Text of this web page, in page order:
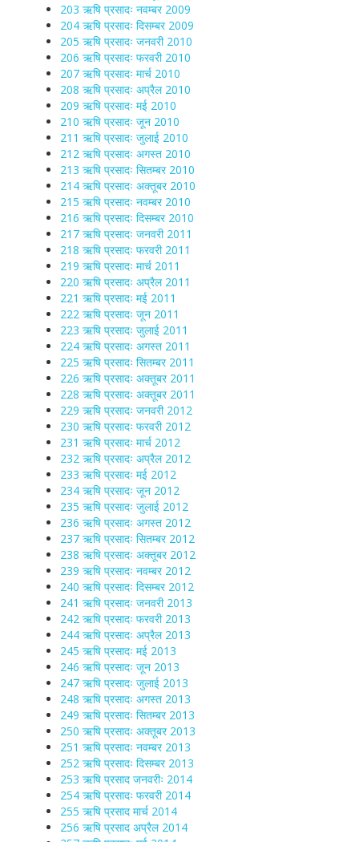
203 ऋषि प्रसादः नवम्बर 2009
204 ऋषि प्रसादः दिसम्बर 2009
205 ऋषि प्रसादः जनवरी 2010
206 ऋषि प्रसादः फरवरी 2010
207 ऋषि प्रसादः मार्च 2010
208 ऋषि प्रसादः अप्रैल 2010
209 ऋषि प्रसादः मई 2010
210 ऋषि प्रसादः जून 2010
211 ऋषि प्रसादः जुलाई 2010
212 ऋषि प्रसादः अगस्त 2010
213 ऋषि प्रसादः सितम्बर 2010
214 ऋषि प्रसादः अक्तूबर 2010
215 ऋषि प्रसादः नवम्बर 2010
216 ऋषि प्रसादः दिसम्बर 2010
217 ऋषि प्रसादः जनवरी 2011
218 ऋषि प्रसादः फरवरी 2011
219 ऋषि प्रसादः मार्च 2011
220 ऋषि प्रसादः अप्रैल 2011
221 ऋषि प्रसादः मई 2011
222 ऋषि प्रसादः जून 2011
223 ऋषि प्रसादः जुलाई 2011
224 ऋषि प्रसादः अगस्त 2011
225 ऋषि प्रसादः सितम्बर 2011
226 ऋषि प्रसादः अक्तूबर 2011
228 ऋषि प्रसादः अक्तूबर 2011
229 ऋषि प्रसादः जनवरी 2012
230 ऋषि प्रसादः फरवरी 2012
231 ऋषि प्रसादः मार्च 2012
232 ऋषि प्रसादः अप्रैल 2012
233 ऋषि प्रसादः मई 2012
234 ऋषि प्रसादः जून 2012
235 ऋषि प्रसादः जुलाई 2012
236 ऋषि प्रसादः अगस्त 2012
237 ऋषि प्रसादः सितम्बर 2012
238 ऋषि प्रसादः अक्तूबर 2012
239 ऋषि प्रसादः नवम्बर 2012
240 ऋषि प्रसादः दिसम्बर 2012
241 ऋषि प्रसादः जनवरी 2013
242 ऋषि प्रसादः फरवरी 2013
244 ऋषि प्रसादः अप्रैल 2013
245 ऋषि प्रसादः मई 2013
246 ऋषि प्रसादः जून 2013
247 ऋषि प्रसादः जुलाई 2013
248 ऋषि प्रसादः अगस्त 2013
249 ऋषि प्रसादः सितम्बर 2013
250 ऋषि प्रसादः अक्तूबर 2013
251 ऋषि प्रसादः नवम्बर 2013
252 ऋषि प्रसादः दिसम्बर 2013
253 ऋषि प्रसाद जनवरीः 2014
254 ऋषि प्रसादः फरवरी 2014
255 ऋषि प्रसाद मार्च 2014
256 ऋषि प्रसाद अप्रैल 2014